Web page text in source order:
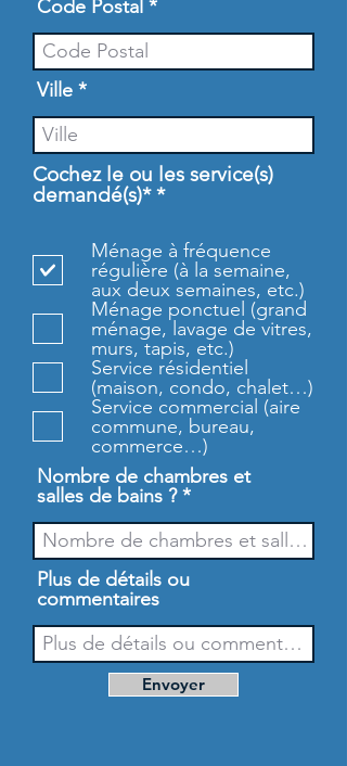
Code Postal
Ville
Cochez le ou les service(s)
demandé(s)* *O
g
a
t
o
i
r
e
Ménage à fréquence
régulière (à la semaine,
aux deux semaines, etc.)
Ménage ponctuel (grand
ménage, lavage de vitres,
murs, tapis, etc.)
Service résidentiel
(maison, condo, chalet…)
Service commercial (aire
commune, bureau,
commerce…)
Nombre de chambres et
salles de bains ?
Plus de détails ou
commentaires
Envoyer